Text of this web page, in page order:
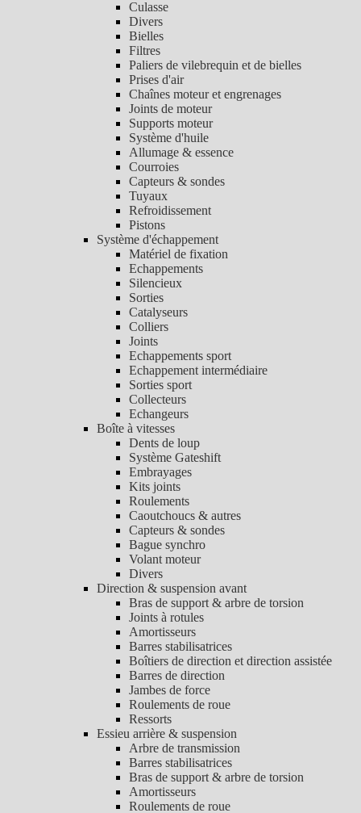
Culasse
Divers
Bielles
Filtres
Paliers de vilebrequin et de bielles
Prises d'air
Chaînes moteur et engrenages
Joints de moteur
Supports moteur
Système d'huile
Allumage & essence
Courroies
Capteurs & sondes
Tuyaux
Refroidissement
Pistons
Système d'échappement
Matériel de fixation
Echappements
Silencieux
Sorties
Catalyseurs
Colliers
Joints
Echappements sport
Echappement intermédiaire
Sorties sport
Collecteurs
Echangeurs
Boîte à vitesses
Dents de loup
Système Gateshift
Embrayages
Kits joints
Roulements
Caoutchoucs & autres
Capteurs & sondes
Bague synchro
Volant moteur
Divers
Direction & suspension avant
Bras de support & arbre de torsion
Joints à rotules
Amortisseurs
Barres stabilisatrices
Boîtiers de direction et direction assistée
Barres de direction
Jambes de force
Roulements de roue
Ressorts
Essieu arrière & suspension
Arbre de transmission
Barres stabilisatrices
Bras de support & arbre de torsion
Amortisseurs
Roulements de roue